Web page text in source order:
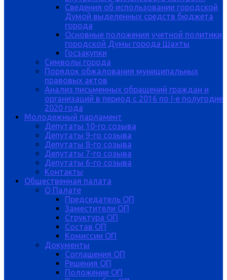
Сведения об использовании городской
Думой выделенных средств бюджета
города
Основные положения учетной политики
городской Думы города Шахты
Госзакупки
Символы города
Порядок обжалования муниципальных
правовых актов
Анализ письменных обращений граждан и
организаций в период с 2016 по I-е полугодие
2020 года
Молодежный парламент
Депутаты 10-го созыва
Депутаты 9-го созыва
Депутаты 8-го созыва
Депутаты 7-го созыва
Депутаты 6-го созыва
Контакты
Общественная палата
О Палате
Председатель ОП
Заместители ОП
Структура ОП
Состав ОП
Комиссии ОП
Документы
Соглашения ОП
Решения ОП
Положение ОП